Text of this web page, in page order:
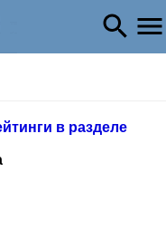
в разделе